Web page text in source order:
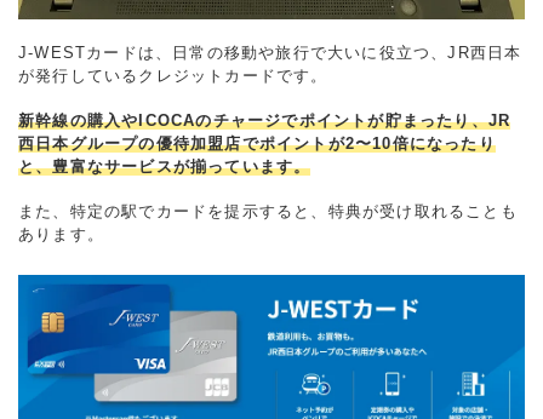
J-WESTカードは、日常の移動や旅行で大いに役立つ、JR西日本
が発行しているクレジットカードです。
新幹線の購入やICOCAのチャージでポイントが貯まったり、JR
西日本グループの優待加盟店でポイントが2〜10倍になったり
と、豊富なサービスが揃っています。
また、特定の駅でカードを提示すると、特典が受け取れることも
あります。